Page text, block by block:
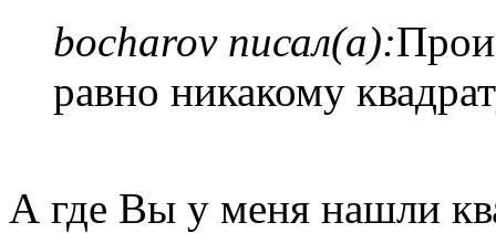
bocharov писал(а):
равно никакому
А где Вы у меня нашли